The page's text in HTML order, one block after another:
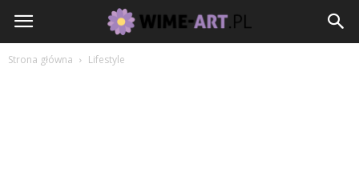
Strona główna Lifestyle